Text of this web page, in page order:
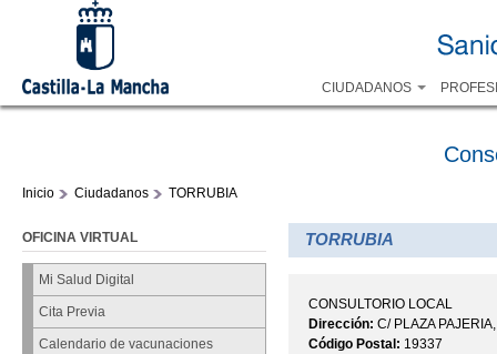
CIUDADANOS
Inicio Ciudadanos TORRUBIA
OFICINA VIRTUAL
Mi Salud Digital
Cita Previa
Calendario de vacunaciones
TORRUBIA
CONSULTORIO LOCAL
Dirección: C/ PLAZA
Código Postal: 19337